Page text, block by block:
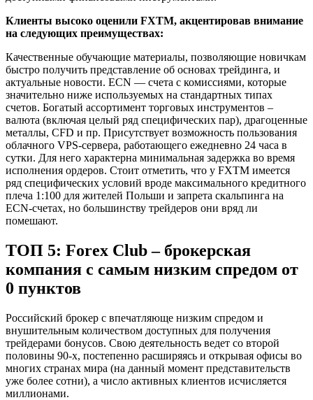
Клиенты высоко оценили FXTM, акцентировав внимание
на следующих преимуществах:
Качественные обучающие материалы, позволяющие новичкам
быстро получить представление об основах трейдинга, и
актуальные новости. ECN — счета с комиссиями, которые
значительно ниже используемых на стандартных типах
счетов. Богатый ассортимент торговых инструментов –
валюта (включая целый ряд специфических пар), драгоценные
металлы, CFD и пр. Присутствует возможность пользования
облачного VPS-сервера, работающего ежедневно 24 часа в
сутки. Для него характерна минимальная задержка во время
исполнения ордеров. Стоит отметить, что у FXTM имеется
ряд специфических условий вроде максимального кредитного
плеча 1:100 для жителей Польши и запрета скальпинга на
ECN-счетах, но большинству трейдеров они вряд ли
помешают.
ТОП 5: Forex Club – брокерская
компания с самым низким спредом от
0 пунктов
Российский брокер с впечатляюще низким спредом и
внушительным количеством доступных для получения
трейдерами бонусов. Свою деятельность ведет со второй
половины 90-х, постепенно расширяясь и открывая офисы во
многих странах мира (на данный момент представительств
уже более сотни), а число активных клиентов исчисляется
миллионами.